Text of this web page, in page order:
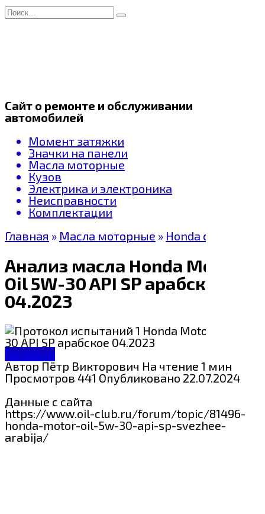
Перейти
к
Search
for:
Сайт о ремонте и обслуживании
автомобилей
Момент затяжки
Значки на панели
Масла моторные
Кузов
Электрика и электроника
Неисправности
Комплектации
Главная » Масла моторные » Honda oil
Анализ масла Honda Motor
Oil 5W-30 API SP арабское
04.2023
Honda oil
АвторПётр Викторович На чтение 1 мин
Просмотров 441 Опубликовано 22.07.2024
Данные с сайта
https://www.oil-club.ru/forum/topic/81496-
honda-motor-oil-5w-30-api-sp-svezhee-
arabija/